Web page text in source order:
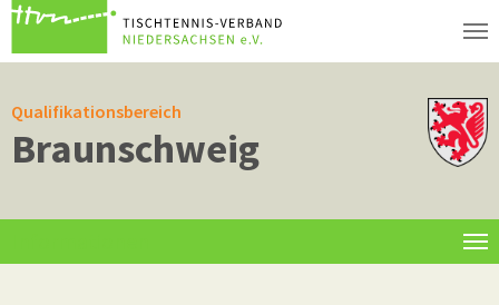
Qualifikationsbereich
Braunschweig